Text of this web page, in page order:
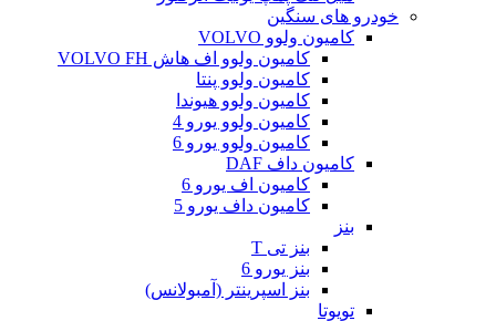
خودرو های سنگین
کامیون ولوو VOLVO
کامیون ولوو اف هاش VOLVO FH
کامیون ولوو پنتا
کامیون ولوو هیوندا
کامیون ولوو یورو 4
کامیون ولوو یورو 6
کامیون داف DAF
کامیون اف یورو 6
کامیون داف یورو 5
بنز
بنز تی T
بنز یورو 6
بنز اسپرینتر (آمبولانس)
تویوتا